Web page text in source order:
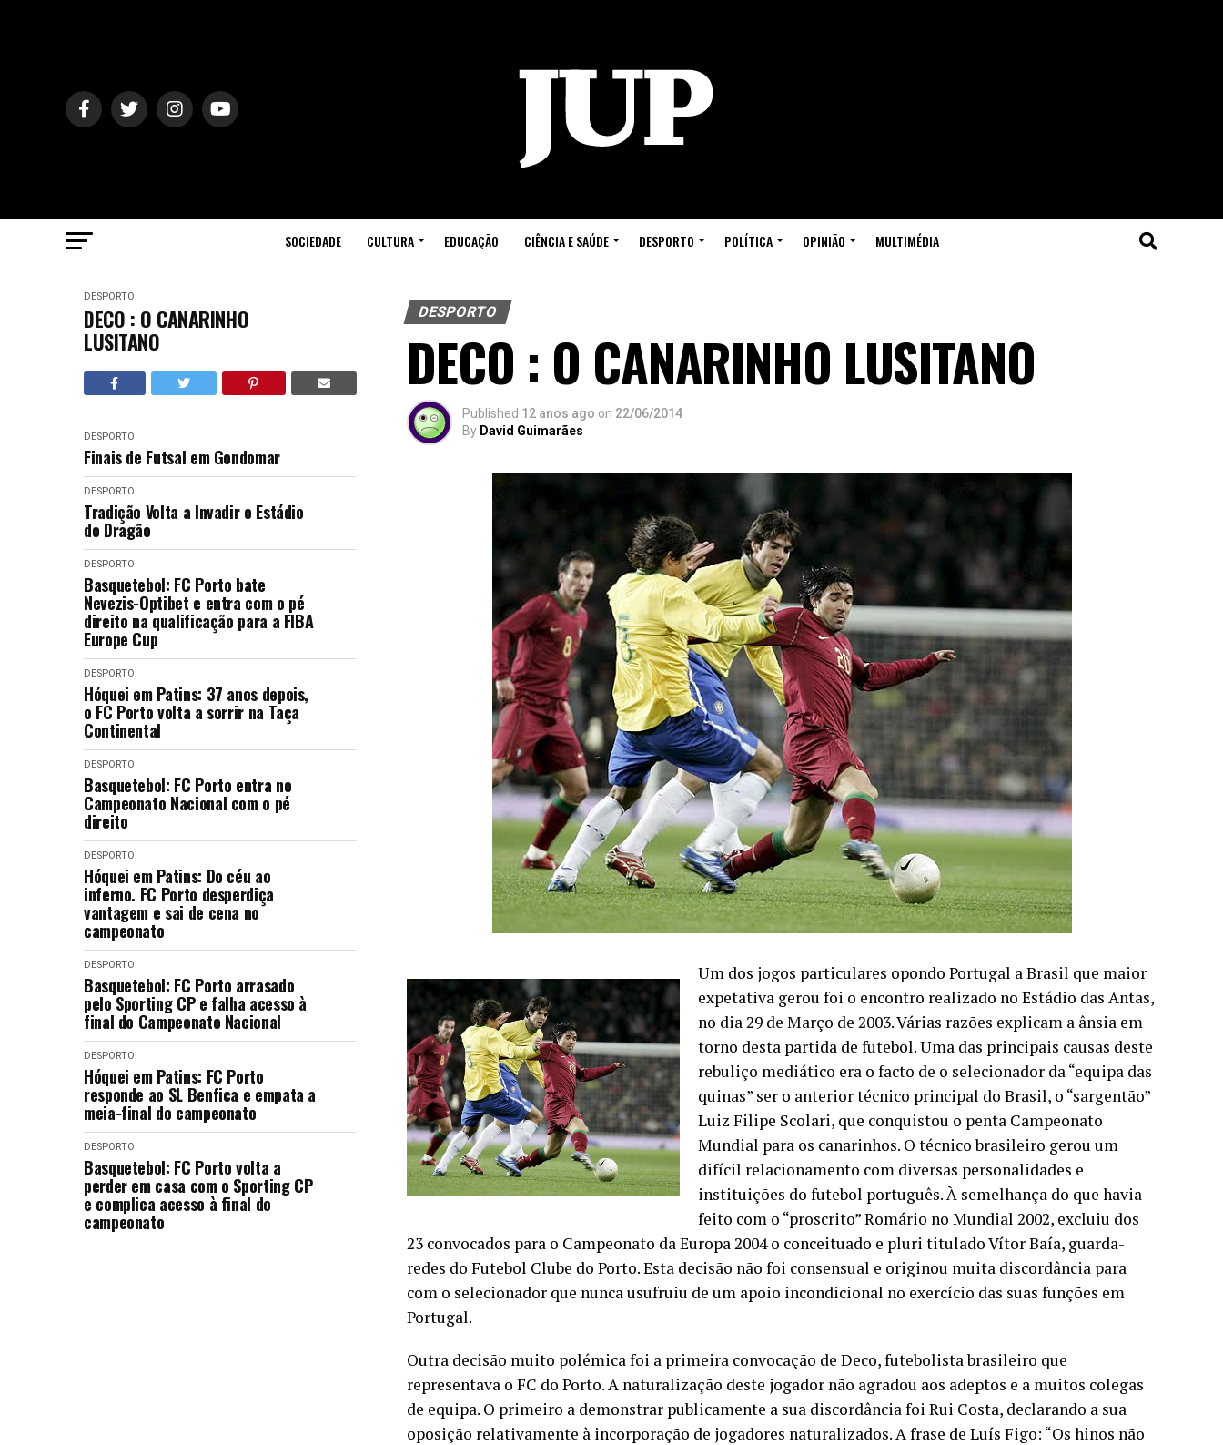
SOCIEDADE CULTURA EDUCAÇÃO CIÊNCIA E SAÚDE DESPORTO POLÍTICA OPINIÃO MULTIMÉDIA
DESPORTO
DECO : O CANARINHO
LUSITANO
DESPORTO
Finais de Futsal em Gondomar
DESPORTO
Tradição Volta a Invadir o Estádio
do Dragão
DESPORTO
Basquetebol: FC Porto bate
Nevezis-Optibet e entra com o pé
direito na qualificação para a FIBA
Europe Cup
DESPORTO
Hóquei em Patins: 37 anos depois,
o FC Porto volta a sorrir na Taça
Continental
DESPORTO
Basquetebol: FC Porto entra no
Campeonato Nacional com o pé
direito
DESPORTO
Hóquei em Patins: Do céu ao
inferno. FC Porto desperdiça
vantagem e sai de cena no
campeonato
DESPORTO
Basquetebol: FC Porto arrasado
pelo Sporting CP e falha acesso à
final do Campeonato Nacional
DESPORTO
Hóquei em Patins: FC Porto
responde ao SL Benfica e empata a
meia-final do campeonato
DESPORTO
Basquetebol: FC Porto volta a
perder em casa com o Sporting CP
e complica acesso à final do
campeonato
DESPORTO
DECO : O CANARINHO LUSITANO
Published 12 anos ago on 22/06/2014
By David Guimarães
Um dos jogos particulares opondo Portugal a Brasil que maior
expetativa gerou foi o encontro realizado no Estádio das Antas,
no dia 29 de Março de 2003. Várias razões explicam a ânsia em
torno desta partida de futebol. Uma das principais causas deste
rebuliço mediático era o facto de o selecionador da “equipa das
quinas” ser o anterior técnico principal do Brasil, o “sargentão”
Luiz Filipe Scolari, que conquistou o penta Campeonato
Mundial para os canarinhos. O técnico brasileiro gerou um
difícil relacionamento com diversas personalidades e
instituições do futebol português. À semelhança do que havia
feito com o “proscrito” Romário no Mundial 2002, excluiu dos
23 convocados para o Campeonato da Europa 2004 o conceituado e pluri titulado Vítor Baía, guarda-
redes do Futebol Clube do Porto. Esta decisão não foi consensual e originou muita discordância para
com o selecionador que nunca usufruiu de um apoio incondicional no exercício das suas funções em
Portugal.
Outra decisão muito polémica foi a primeira convocação de Deco, futebolista brasileiro que
representava o FC do Porto. A naturalização deste jogador não agradou aos adeptos e a muitos colegas
de equipa. O primeiro a demonstrar publicamente a sua discordância foi Rui Costa, declarando a sua
oposição relativamente à incorporação de jogadores naturalizados. A frase de Luís Figo: “Os hinos não